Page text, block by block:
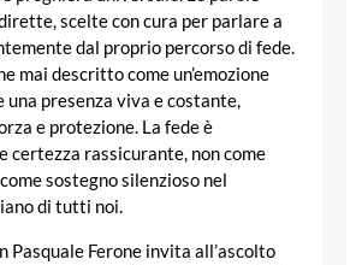
scelte con cura per parlare a
dal proprio percorso di fede.
mai descritto come un’emozione
una presenza viva e costante,
e protezione. La fede è
certezza rassicurante, non come
sostegno silenzioso nel
di tutti noi.
Pasquale Ferone invita all’ascolto